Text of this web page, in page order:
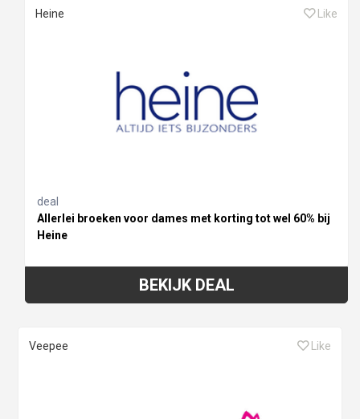
Heine Like
deal
Allerlei broeken voor dames met korting tot wel 60% bij
Heine
BEKIJK DEAL
Veepee Like